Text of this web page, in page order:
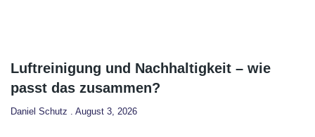
Luftreinigung und Nachhaltigkeit – wie
passt das zusammen?
Daniel Schutz August 3, 2026